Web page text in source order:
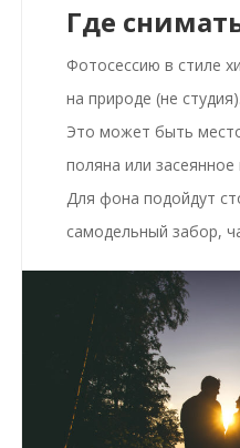
Где
Фотосессию в стиле
на природе (не студия).
Это может быть
поляна или засеянное
Для фона подойдут
самодельный забор,